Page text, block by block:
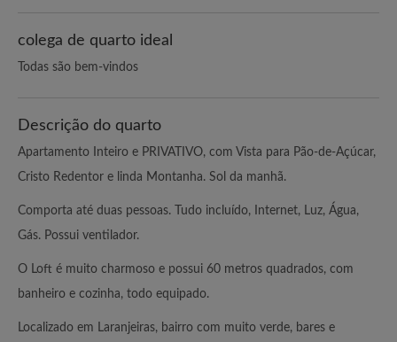
colega de quarto ideal
Todas são bem-vindos
Descrição do quarto
Apartamento Inteiro e PRIVATIVO, com Vista para Pão-de-Açúcar,
Cristo Redentor e linda Montanha. Sol da manhã.
Comporta até duas pessoas. Tudo incluído, Internet, Luz, Água,
Gás. Possui ventilador.
O Loft é muito charmoso e possui 60 metros quadrados, com
banheiro e cozinha, todo equipado.
Localizado em Laranjeiras, bairro com muito verde, bares e